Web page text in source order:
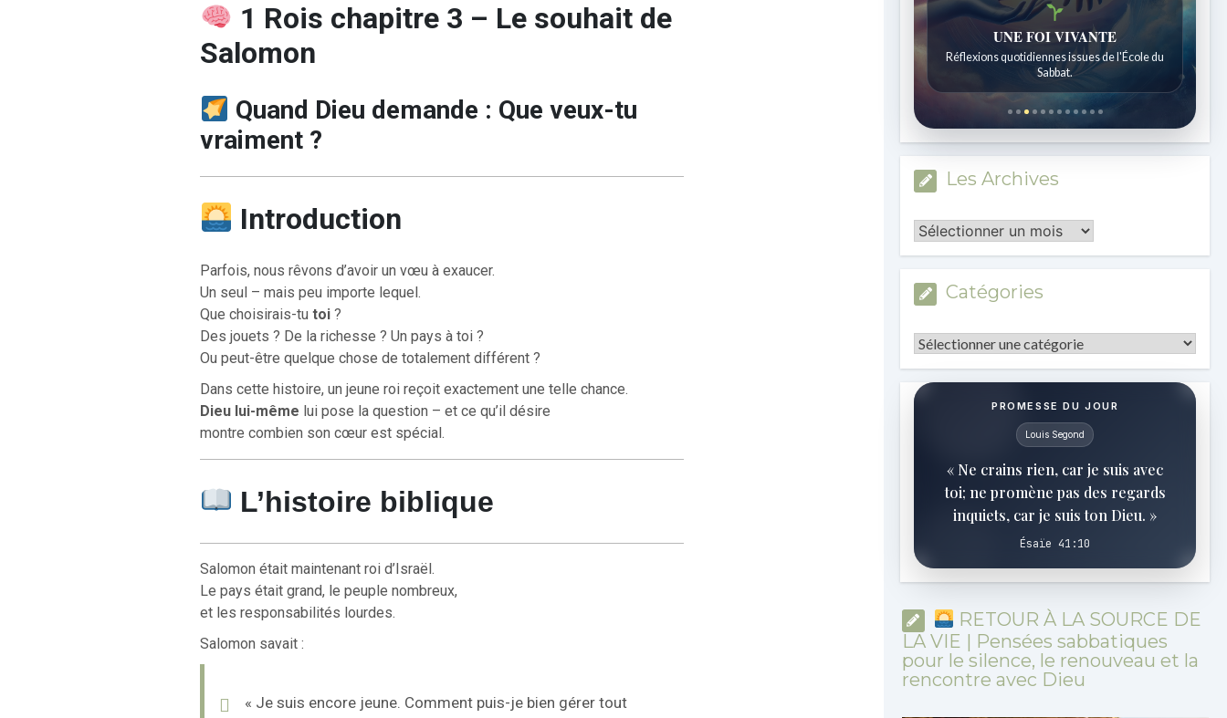
1 Rois chapitre 3 – Le souhait de
Salomon
Quand Dieu demande : Que veux-tu
vraiment ?
Introduction
Parfois, nous rêvons d’avoir un vœu à exaucer.
Un seul – mais peu importe lequel.
Que choisirais-tu toi?
Des jouets ? De la richesse ? Un pays à toi ?
Ou peut-être quelque chose de totalement différent ?
Dans cette histoire, un jeune roi reçoit exactement une telle chance.
Dieu lui-même lui pose la question – et ce qu’il désire
montre combien son cœur est spécial.
L’histoire biblique
Salomon était maintenant roi d’Israël.
Le pays était grand, le peuple nombreux,
et les responsabilités lourdes.
Salomon savait :
« Je suis encore jeune. Comment puis-je bien gérer tout
UNE FOI VIVANTE
Réflexions quotidiennes issues de l'École du
Sabbat.
Les Archives
Les
Archives
Catégories
Catégories
PROMESSE DU JOUR
Louis Segond
« Ne crains rien, car je suis avec
toi; ne promène pas des regards
inquiets, car je suis ton Dieu. »
Ésaïe 41:10
RETOUR À LA SOURCE DE
LA VIE | Pensées sabbatiques
pour le silence, le renouveau et la
rencontre avec Dieu